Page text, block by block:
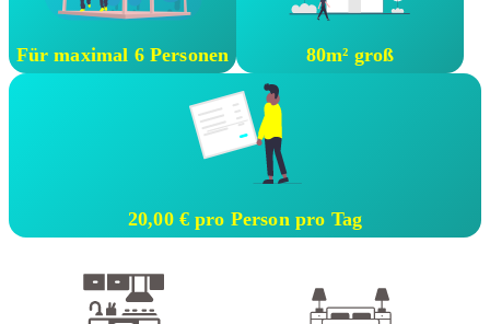
Für maximal 6 Personen 80m² groß
20,00 € pro Person pro Tag